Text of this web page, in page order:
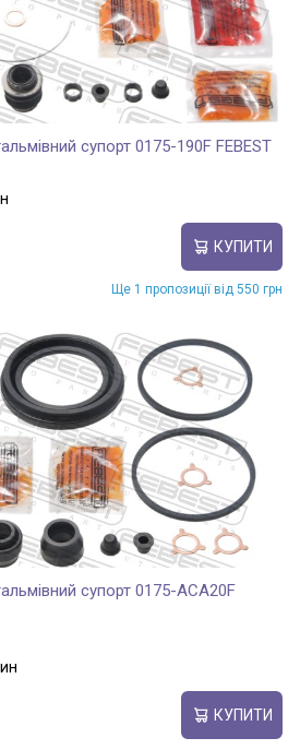
супорт 0175-190F FEBEST
КУПИТИ
Ще 1 пропозиції від 550 грн
супорт 0175-ACA20F
КУПИТИ